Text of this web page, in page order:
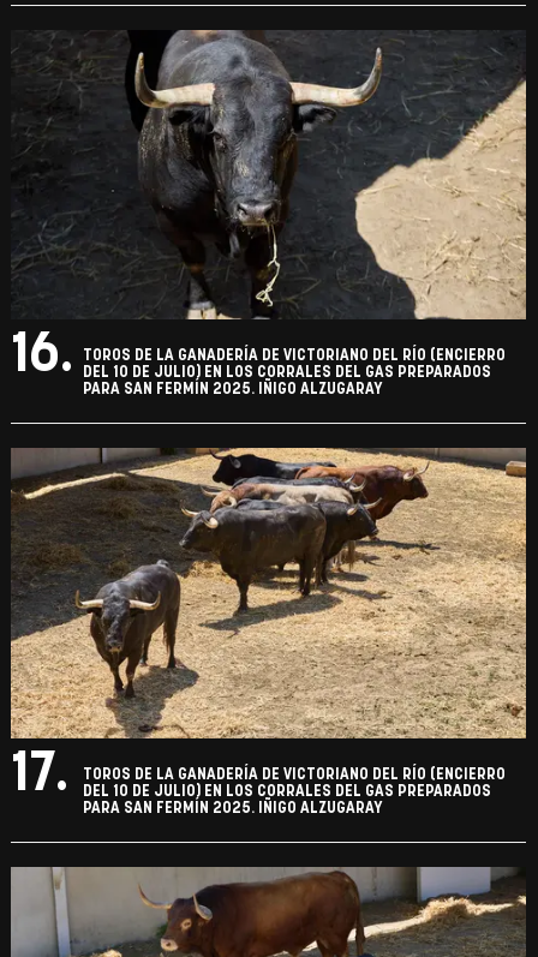
16.
TOROS DE LA GANADERÍA DE VICTORIANO DEL RÍO (ENCIERRO
DEL 10 DE JULIO) EN LOS CORRALES DEL GAS PREPARADOS
PARA SAN FERMÍN 2025. IÑIGO ALZUGARAY
17.
TOROS DE LA GANADERÍA DE VICTORIANO DEL RÍO (ENCIERRO
DEL 10 DE JULIO) EN LOS CORRALES DEL GAS PREPARADOS
PARA SAN FERMÍN 2025. IÑIGO ALZUGARAY